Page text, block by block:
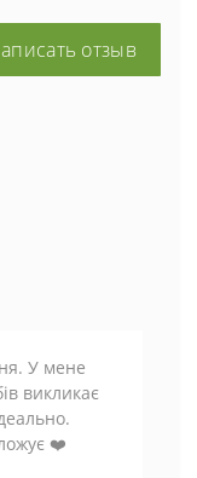
отзыв
У мене
викликає
❤️